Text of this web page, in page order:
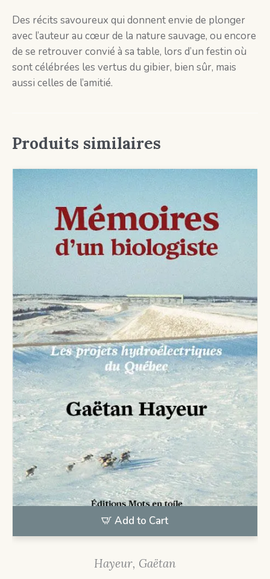
Des récits savoureux qui donnent envie de plonger
avec l’auteur au cœur de la nature sauvage, ou encore
de se retrouver convié à sa table, lors d’un festin où
sont célébrées les vertus du gibier, bien sûr, mais
aussi celles de l’amitié.
Produits similaires
Add to Cart
Hayeur, Gaëtan